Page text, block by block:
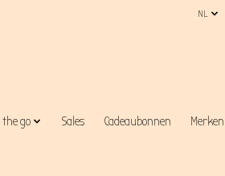
NL
the go Sales Cadeaubonnen
Merken